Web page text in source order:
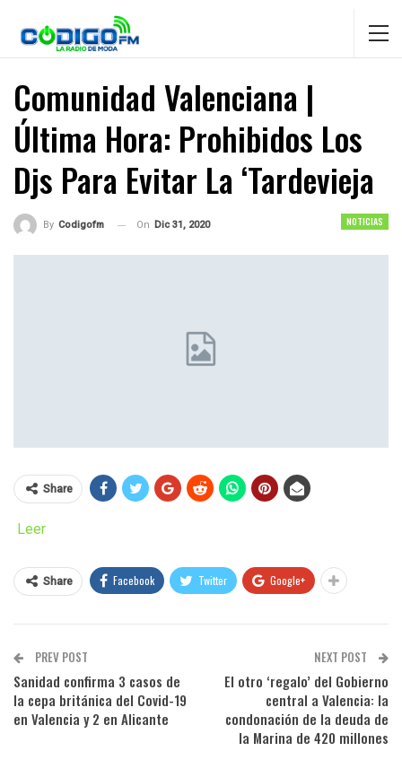
Comunidad Valenciana |
Última Hora: Prohibidos Los
Djs Para Evitar La ‘Tardevieja
NOTICIAS
By Codigofm On Dic 31, 2020
Share
Leer
Share Facebook Twitter Google+
PREV POST
Sanidad confirma 3 casos de
la cepa británica del Covid-19
en Valencia y 2 en Alicante
NEXT POST
El otro ‘regalo’ del Gobierno
central a Valencia: la
condonación de la deuda de
la Marina de 420 millones